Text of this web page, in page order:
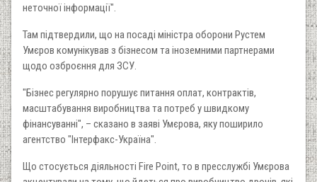
неточної інформації".
Там підтвердили, що на посаді міністра оборони Рустем
Умєров комунікував з бізнесом та іноземними партнерами
щодо озброєння для ЗСУ.
"Бізнес регулярно порушує питання оплат, контрактів,
масштабування виробництва та потреб у швидкому
фінансуванні", – сказано в заяві Умєрова, яку поширило
агентство "Інтерфакс-Україна".
Що стосується діяльності Fire Point, то в пресслужбі Умєрова